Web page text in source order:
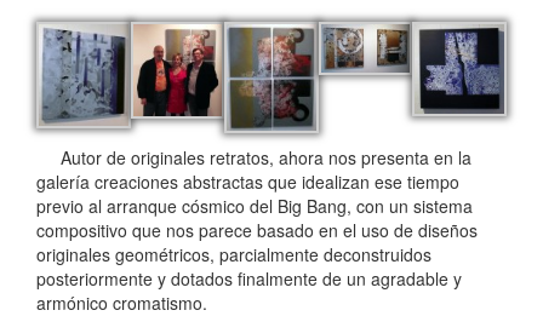
Autor de originales retratos, ahora nos presenta en la
galería creaciones abstractas que idealizan ese tiempo
previo al arranque cósmico del Big Bang, con un sistema
compositivo que nos parece basado en el uso de diseños
originales geométricos, parcialmente deconstruidos
posteriormente y dotados finalmente de un agradable y
armónico cromatismo.